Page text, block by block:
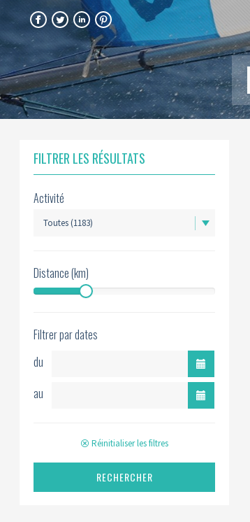
FACEBOOKTWITTERLINKEDINPINTEREST
FILTRER LES RÉSULTATS
Activité
Distance (km)
Filtrer par dates
du
au
Réinitialiser les filtres
RECHERCHER